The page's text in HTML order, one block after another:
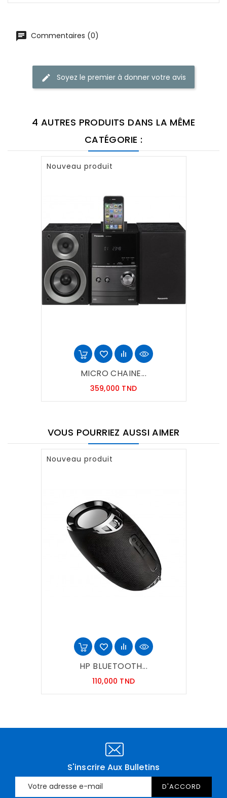
Commentaires (0)
Soyez le premier à donner votre avis
4 AUTRES PRODUITS DANS LA MÊME
CATÉGORIE :
Nouveau produit
MICRO CHAINE...
359,000 TNDPrix
VOUS POURRIEZ AUSSI AIMER
Nouveau produit
HP BLUETOOTH...
110,000 TNDPrix
S'inscrire Aux Bulletins